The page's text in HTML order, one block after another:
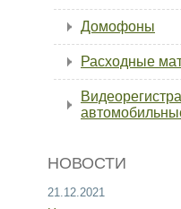
Домофоны
Расходные
НОВОСТИ
21.12.2021